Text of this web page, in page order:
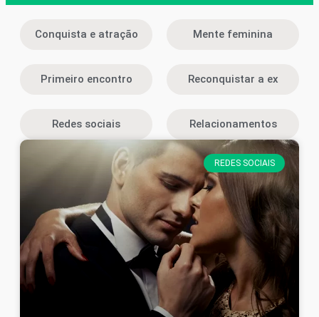
Conquista e atração Mente feminina
Primeiro encontro Reconquistar a ex
Redes sociais Relacionamentos
REDES SOCIAIS